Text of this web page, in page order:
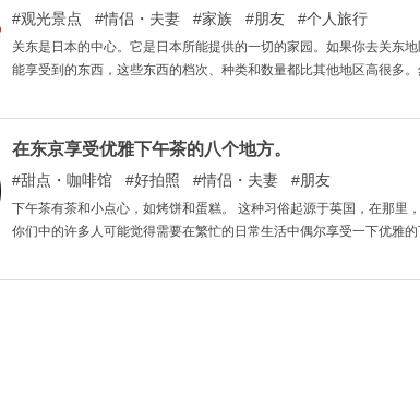
观光景点 情侣・夫妻 家族 朋友 个人旅行
关东是日本的中心。它是日本所能提供的一切的家园。如果你去关东
能享受到的东西，这些东西的档次、种类和数量都比其他地区高很多
你可能不得不放弃你想去的地方，改变你的计划。然而，在关东地区
我们介绍一些这样的景点，即使在雨天，你也可以玩得很开心。
在东京享受优雅下午茶的八个地方。
甜点・咖啡馆 好拍照 情侣・夫妻 朋友
下午茶有茶和小点心，如烤饼和蛋糕。 这种习俗起源于英国，在那里
你们中的许多人可能觉得需要在繁忙的日常生活中偶尔享受一下优雅
你可以享受优雅的下午茶。 在东京，到处都有享受下午茶的好地方，
阅本页面末尾，了解你一定想去的所有好地方。